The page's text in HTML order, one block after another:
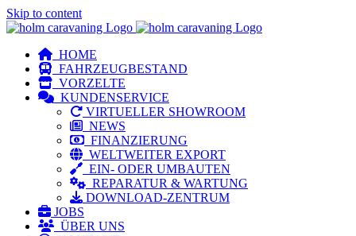
Skip to content
HOME
FAHRZEUGBESTAND
VORZELTE
KUNDENSERVICE
VIRTUELLER SHOWROOM
NEWS
FINANZIERUNG
WELTWEITER EXPORT
EIN- ODER UMBAUTEN
REPARATUR & WARTUNG
DOWNLOAD-ZENTRUM
JOBS
ÜBER UNS